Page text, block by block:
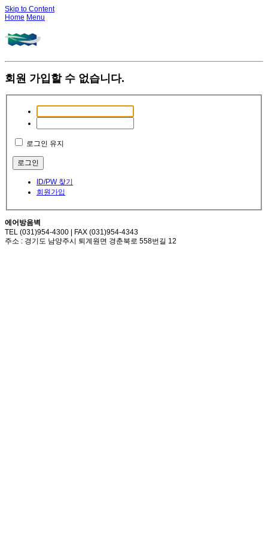
Skip to Content
Home Menu
회원 가입할 수 없습니다.
로그인 유지
ID/PW 찾기
회원가입
에어방음벽
TEL (031)954-4300 | FAX (031)954-4343
주소 : 경기도 남양주시 퇴계원면 경춘북로 558번길 12